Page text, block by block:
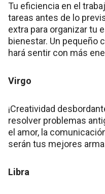
Tu eficiencia en el
tareas antes de lo
extra para organizar tu
bienestar. Un pequeño
hará sentir con más
Virgo
¡Creatividad
resolver problemas
el amor, la
serán tus mejores
Libra